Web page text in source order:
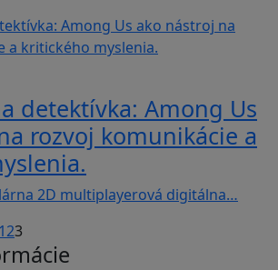
detektívka: Among Us
rozvoj komunikácie a
2D multiplayerová digitálna…
123